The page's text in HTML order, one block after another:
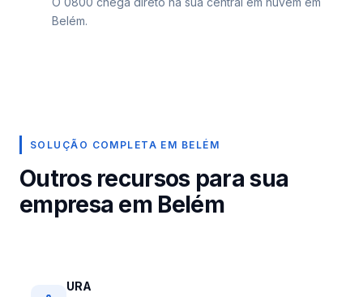
Belém.
SOLUÇÃO COMPLETA EM BELÉM
Outros recursos para sua
empresa em Belém
URA